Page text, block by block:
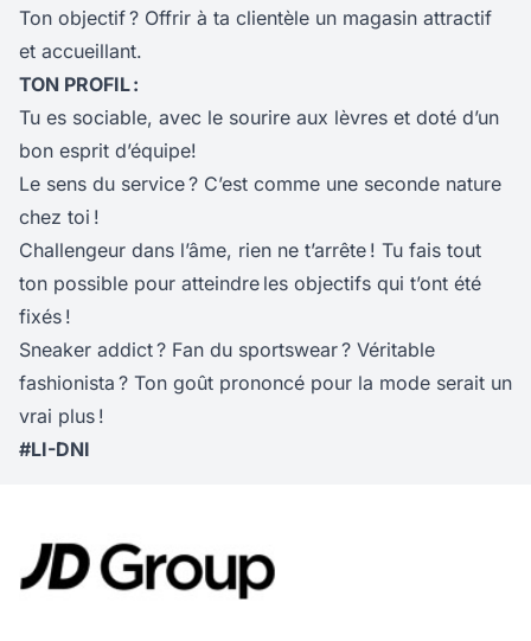
Ton objectif ? Offrir à ta clientèle un magasin attractif
et accueillant.
TON PROFIL :
Tu es sociable, avec le sourire aux lèvres et doté d’un
bon esprit d’équipe!
Le sens du service ? C’est comme une seconde nature
chez toi !
Challengeur dans l’âme, rien ne t’arrête ! Tu fais tout
ton possible pour atteindre les objectifs qui t’ont été
fixés !
Sneaker addict ? Fan du sportswear ? Véritable
fashionista ? Ton goût prononcé pour la mode serait un
vrai plus !
#LI-DNI